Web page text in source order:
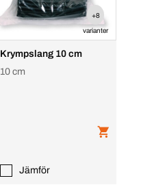
+8
varianter
Krympslang 10 cm
10 cm
Jämför